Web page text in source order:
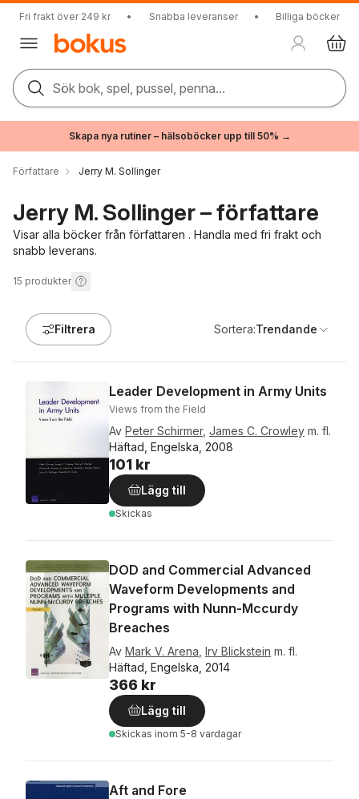
Fri frakt över 249 kr • Snabba leveranser • Billiga böcker
Sök bok, spel, pussel, penna...
Skapa nya rutiner – hälsoböcker upp till 50% →
Författare Jerry M. Sollinger
Jerry M. Sollinger – författare
Visar alla böcker från författaren . Handla med fri frakt och
snabb leverans.
15 produkter
Filtrera Sortera:Trendande
Leader Development in Army Units
Views from the Field
Av Peter Schirmer, James C. Crowley m. fl.
Häftad, Engelska, 2008
101 kr
Lägg till
Skickas
DOD and Commercial Advanced
Waveform Developments and
Programs with Nunn-Mccurdy
Breaches
Av Mark V. Arena Irv Blickstein m. fl.
Häftad, Engelska, 2014
366 kr
Lägg till
Skickas inom 5-8 vardagar
Aft and Fore